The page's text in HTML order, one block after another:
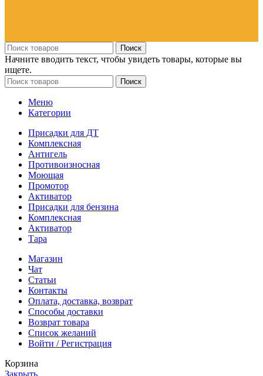
Поиск
Начните вводить текст, чтобы увидеть товары, которые вы
ищете.
Поиск
Меню
Категории
Присадки для ДТ
Комплексная
Антигель
Противоизносная
Моющая
Промотор
Активатор
Присадки для бензина
Комплексная
Активатор
Тара
Магазин
Чат
Статьи
Контакты
Оплата, доставка, возврат
Способы доставки
Возврат товара
Список желаний
Войти / Регистрация
Корзина
Закрыть